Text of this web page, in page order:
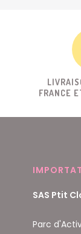
FRANCE
SAS Ptit
Parc